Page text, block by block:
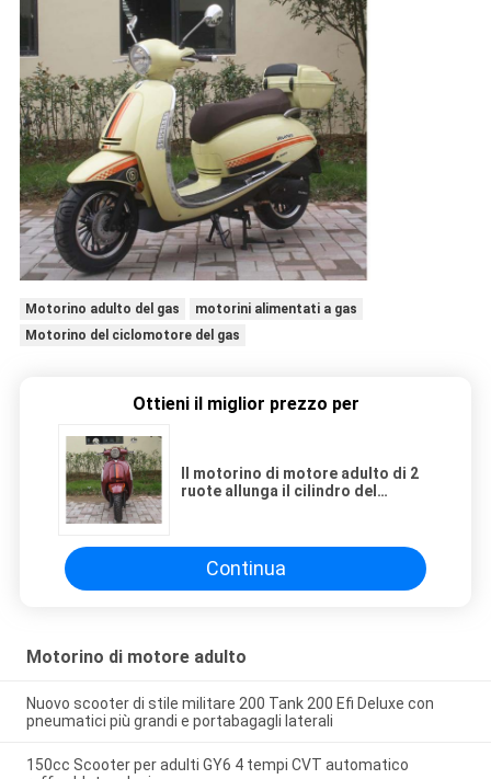
Motorino adulto del gas
motorini alimentati a gas
Motorino del ciclomotore del gas
Ottieni il miglior prezzo per
Il motorino di motore adulto di 2
ruote allunga il cilindro del
Continua
Motorino di motore adulto
Nuovo scooter di stile militare 200 Tank 200 Efi Deluxe con
pneumatici più grandi e portabagagli laterali
150cc Scooter per adulti GY6 4 tempi CVT automatico